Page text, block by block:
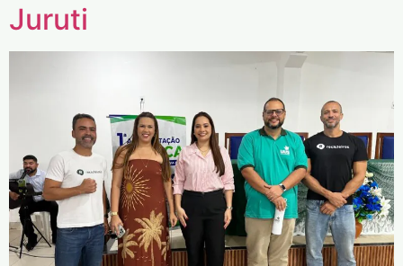
Juruti